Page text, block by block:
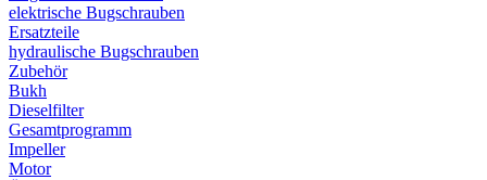
elektrische Bugschrauben
Ersatzteile
hydraulische Bugschrauben
Zubehör
Bukh
Dieselfilter
Gesamtprogramm
Impeller
Motor